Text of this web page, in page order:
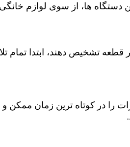
دستگاه ها، از سوی لوازم
تشخیص دهند، ابتدا تمام
را در کوتاه ترین زمان ممکن